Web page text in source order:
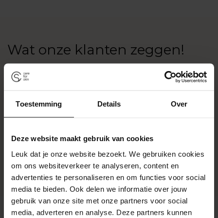
Toestemming Details Over
Deze website maakt gebruik van cookies
Leuk dat je onze website bezoekt. We gebruiken cookies
om ons websiteverkeer te analyseren, content en
advertenties te personaliseren en om functies voor social
media te bieden. Ook delen we informatie over jouw
gebruik van onze site met onze partners voor social
media, adverteren en analyse. Deze partners kunnen
Wat onze klanten zeggen!